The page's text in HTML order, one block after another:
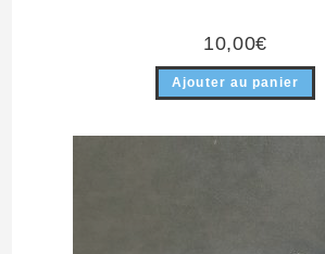
10,00€
Ajouter au panier